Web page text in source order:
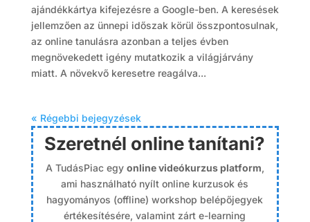
ajándékkártya kifejezésre a Google-ben. A keresések
jellemzően az ünnepi időszak körül összpontosulnak,
az online tanulásra azonban a teljes évben
megnövekedett igény mutatkozik a világjárvány
miatt. A növekvő keresetre reagálva...
« Régebbi bejegyzések
Szeretnél online tanítani?
A TudásPiac egy online videókurzus platform,
ami használható nyílt online kurzusok és
hagyományos (offline) workshop belépőjegyek
értékesítésére, valamint zárt e-learning